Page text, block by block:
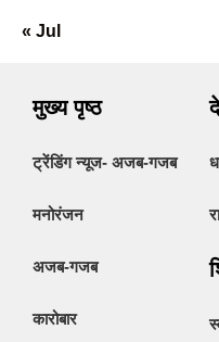
« Jul
मुख्य पृष्ठ
ट्रेंडिंग न्यूज- अजब-गजब
मनोरंजन
अजब-गजब
कारोबार